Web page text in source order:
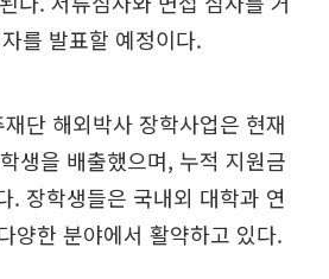
를 발표할 예정이다.
단 해외박사 장학사업은 현재
생을 배출했으며, 누적 지원금
. 장학생들은 국내외 대학과 연
양한 분야에서 활약하고 있다.